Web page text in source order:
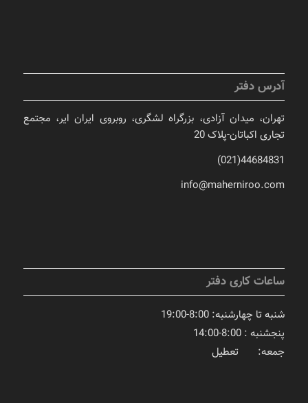
آدرس دفتر
تهران، میدان آزادی، بزرگراه لشگری، روبروی ایران ایر، مجتمع
تجاری اکباتان-پلاک 20
44684831(021)
info@maherniroo.com
ساعات کاری دفتر
شنبه تا چهارشنبه: 8:00-19:00
پنجشنبه : 8:00-14:00
جمعه: تعطیل